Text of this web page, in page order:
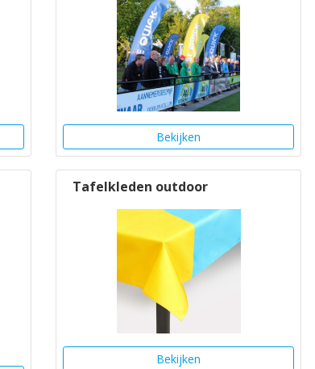
Bekijken
Tafelkleden outdoor
Bekijken